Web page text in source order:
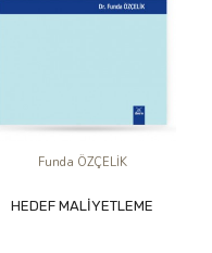
Funda ÖZÇELİK
HEDEF MALİYETLEME